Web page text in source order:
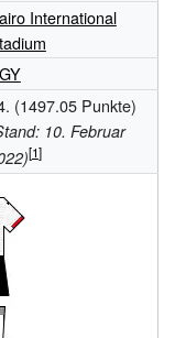
International
(1497.05 Punkte)
10. Februar